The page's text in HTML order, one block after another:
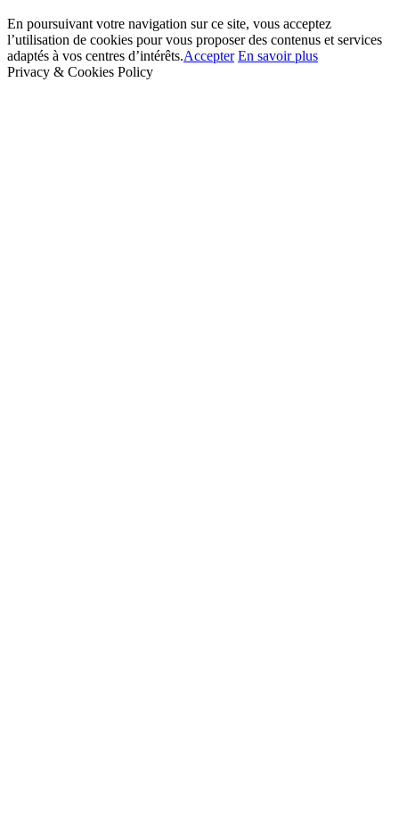
En poursuivant votre navigation sur ce site, vous acceptez
l’utilisation de cookies pour vous proposer des contenus et services
adaptés à vos centres d’intérêts.Accepter En savoir plus
Privacy & Cookies Policy